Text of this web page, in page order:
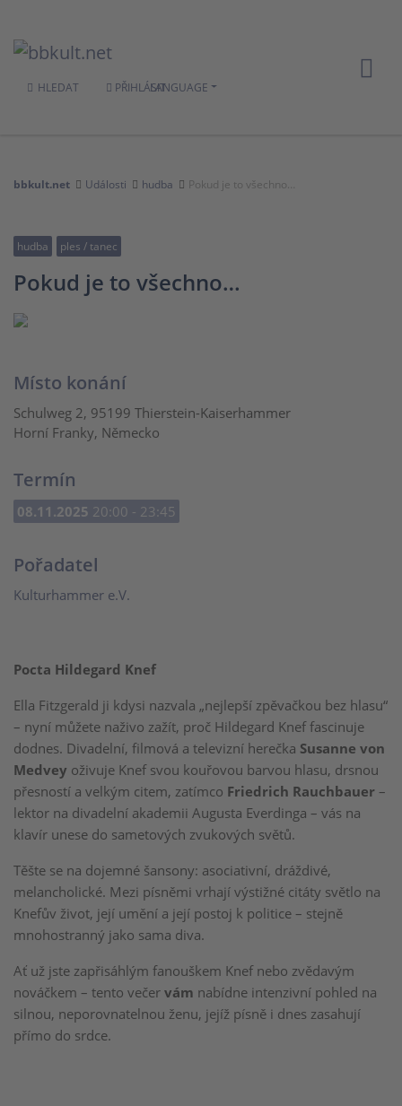
HLEDAT PŘIHLÁSITLANGUAGE
bbkult.net Události hudba Pokud je to všechno…
hudba ples / tanec
Pokud je to všechno…
Pocta Hildegard Knef
Ella Fitzgerald ji kdysi nazvala „nejlepší zpěvačkou bez hlasu“
– nyní můžete naživo zažít, proč Hildegard Knef fascinuje
dodnes. Divadelní, filmová a televizní herečka Susanne von
Medvey oživuje Knef svou kouřovou barvou hlasu, drsnou
přesností a velkým citem, zatímco Friedrich Rauchbauer –
lektor na divadelní akademii Augusta Everdinga – vás na
klavír unese do sametových zvukových světů.
Těšte se na dojemné šansony: asociativní, dráždivé,
melancholické. Mezi písněmi vrhají výstižné citáty světlo na
Knefův život, její umění a její postoj k politice – stejně
mnohostranný jako sama diva.
Ať už jste zapřisáhlým fanouškem Knef nebo zvědavým
nováčkem – tento večer vám nabídne intenzivní pohled na
silnou, neporovnatelnou ženu, jejíž písně i dnes zasahují
přímo do srdce.
Místo konání
Schulweg 2, 95199 Thierstein-Kaiserhammer
Horní Franky, Německo
Termín
08.11.2025 20:00 - 23:45
Pořadatel
Kulturhammer e.V.